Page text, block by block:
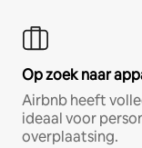
Op zoek naar
Airbnb heeft
ideaal voor
overplaatsing.